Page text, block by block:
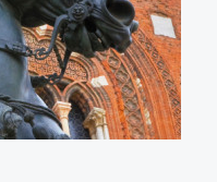
Sisters». Nella
era andata a
Martin School of
of Music,
«sorelle», Kate